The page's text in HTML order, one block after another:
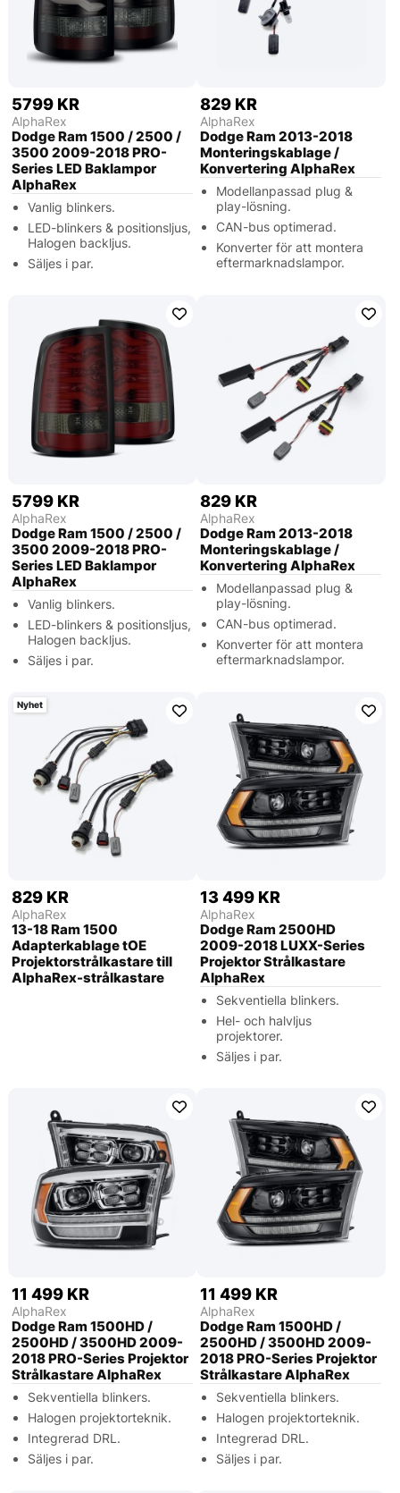
5799 KR
AlphaRex
Dodge Ram 1500 / 2500 /
3500 2009-2018 PRO-
Series LED Baklampor
AlphaRex
Vanlig blinkers.
LED-blinkers & positionsljus,
Halogen backljus.
Säljes i par.
829 KR
AlphaRex
Dodge Ram 2013-2018
Monteringskablage /
Konvertering AlphaRex
Modellanpassad plug &
play-lösning.
CAN-bus optimerad.
Konverter för att montera
eftermarknadslampor.
5799 KR
AlphaRex
Dodge Ram 1500 / 2500 /
3500 2009-2018 PRO-
Series LED Baklampor
AlphaRex
Vanlig blinkers.
LED-blinkers & positionsljus,
Halogen backljus.
Säljes i par.
829 KR
AlphaRex
Dodge Ram 2013-2018
Monteringskablage /
Konvertering AlphaRex
Modellanpassad plug &
play-lösning.
CAN-bus optimerad.
Konverter för att montera
eftermarknadslampor.
Nyhet
829 KR
AlphaRex
13-18 Ram 1500
Adapterkablage tOE
Projektorstrålkastare till
AlphaRex-strålkastare
13 499 KR
AlphaRex
Dodge Ram 2500HD
2009-2018 LUXX-Series
Projektor Strålkastare
AlphaRex
Sekventiella blinkers.
Hel- och halvljus
projektorer.
Säljes i par.
11 499 KR
AlphaRex
Dodge Ram 1500HD /
2500HD / 3500HD 2009-
2018 PRO-Series Projektor
Strålkastare AlphaRex
Sekventiella blinkers.
Halogen projektorteknik.
Integrerad DRL.
Säljes i par.
11 499 KR
AlphaRex
Dodge Ram 1500HD /
2500HD / 3500HD 2009-
2018 PRO-Series Projektor
Strålkastare AlphaRex
Sekventiella blinkers.
Halogen projektorteknik.
Integrerad DRL.
Säljes i par.